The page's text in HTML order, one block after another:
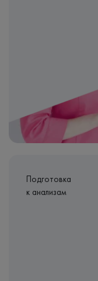
Подготовка
к анализам